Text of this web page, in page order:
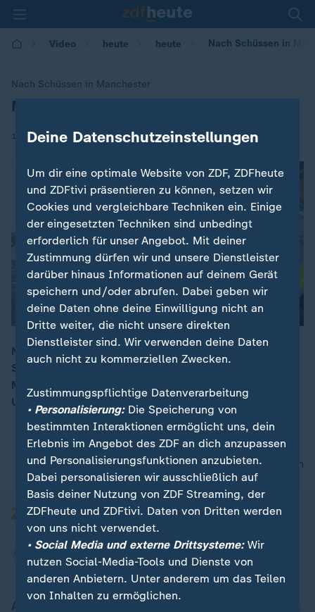
Video heute heute Nach Schüssen in
Nach Schüssen in Manchester
:Mindestens zehn Menschen verletzt
12.08.2018 | 15:00
Nach einem Karnevalsumzug sind in Manchester
Schüsse gefallen. Dabei wurden mindestens zehn
Menschen verletzt, darunter zwei Kinder. Nähere
Umstände der Tat sind noch unklar.
nach oben
Deine Datenschutzeinstellungen
Um dir eine optimale Website von ZDF, ZDFheute
und ZDFtivi präsentieren zu können, setzen wir
Cookies und vergleichbare Techniken ein. Einige
der eingesetzten Techniken sind unbedingt
erforderlich für unser Angebot. Mit deiner
Zustimmung dürfen wir und unsere Dienstleister
darüber hinaus Informationen auf deinem Gerät
speichern und/oder abrufen. Dabei geben wir
deine Daten ohne deine Einwilligung nicht an
Dritte weiter, die nicht unsere direkten
Dienstleister sind. Wir verwenden deine Daten
auch nicht zu kommerziellen Zwecken.
Zustimmungspflichtige Datenverarbeitung
• Personalisierung:Die Speicherung von
bestimmten Interaktionen ermöglicht uns, dein
Erlebnis im Angebot des ZDF an dich anzupassen
und Personalisierungsfunktionen anzubieten.
Dabei personalisieren wir ausschließlich auf
Basis deiner Nutzung von ZDF Streaming, der
ZDFheute und ZDFtivi. Daten von Dritten werden
von uns nicht verwendet.
• Social Media und externe Drittsysteme:Wir
nutzen Social-Media-Tools und Dienste von
anderen Anbietern. Unter anderem um das Teilen
von Inhalten zu ermöglichen.